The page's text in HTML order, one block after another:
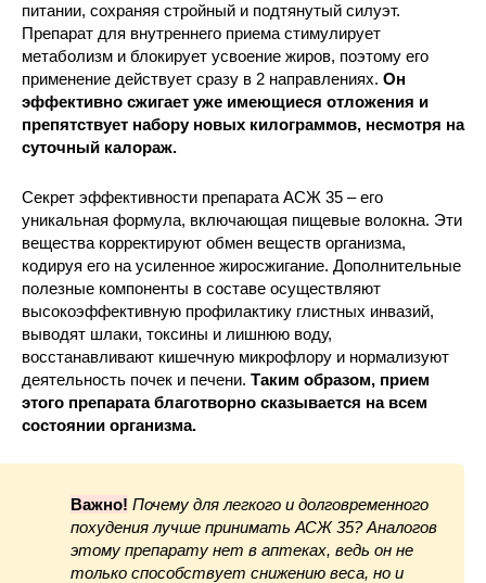
питании, сохраняя стройный и подтянутый силуэт.
Препарат для внутреннего приема стимулирует
метаболизм и блокирует усвоение жиров, поэтому его
применение действует сразу в 2 направлениях. Он
эффективно сжигает уже имеющиеся отложения и
препятствует набору новых килограммов, несмотря на
суточный калораж.
Секрет эффективности препарата АСЖ 35 – его
уникальная формула, включающая пищевые волокна. Эти
вещества корректируют обмен веществ организма,
кодируя его на усиленное жиросжигание. Дополнительные
полезные компоненты в составе осуществляют
высокоэффективную профилактику глистных инвазий,
выводят шлаки, токсины и лишнюю воду,
восстанавливают кишечную микрофлору и нормализуют
деятельность почек и печени. Таким образом, прием
этого препарата благотворно сказывается на всем
состоянии организма.
Важно! Почему для легкого и долговременного
похудения лучше принимать АСЖ 35? Аналогов
этому препарату нет в аптеках, ведь он не
только способствует снижению веса, но и